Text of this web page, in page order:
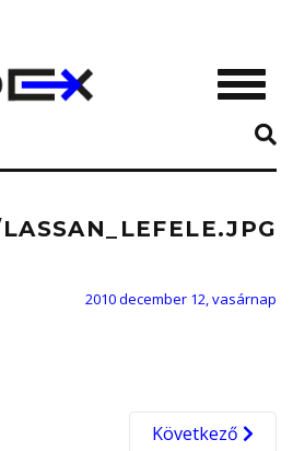
2010 december 12, vasárnap
Következő